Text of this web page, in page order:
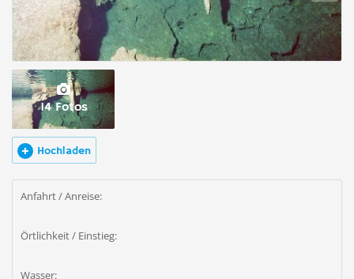
14 Fotos
Hochladen
Anfahrt / Anreise:
Örtlichkeit / Einstieg:
Wasser: